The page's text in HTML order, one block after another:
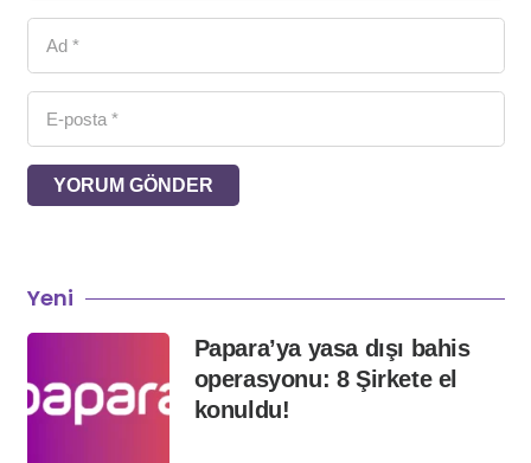
YORUM GÖNDER
Yeni
Papara’ya yasa dışı bahis
operasyonu: 8 Şirkete el
konuldu!